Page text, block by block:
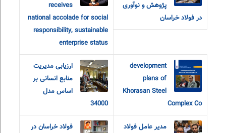
پژوهش و نوآوری
در فولاد خراسان
receives
national accolade for social
responsibility, sustainable
enterprise status
development
plans of
Khorasan Steel
Complex Co
ارزیابی مدیریت
منابع انسانی بر
اساس مدل
34000
مدیر عامل فولاد
فولاد خراسان در